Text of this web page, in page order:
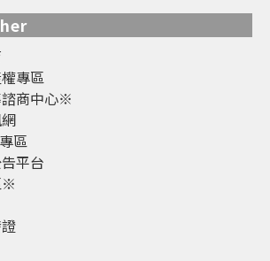
專區
商中心※
區
平台
※